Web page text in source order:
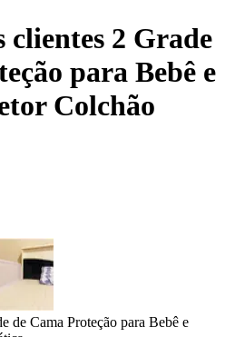
clientes 2 Grade
para Bebê e
Colchão
de Cama Proteção para Bebê e